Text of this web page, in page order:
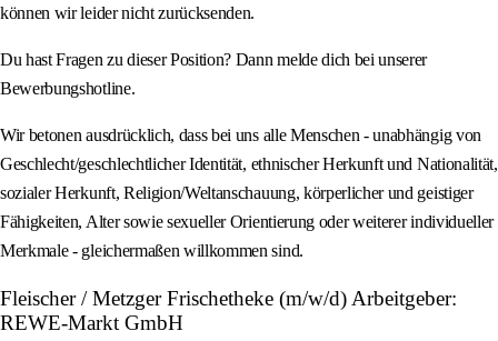
können wir leider nicht zurücksenden.
Du hast Fragen zu dieser Position? Dann melde dich bei unserer
Bewerbungshotline.
Wir betonen ausdrücklich, dass bei uns alle Menschen - unabhängig von
Geschlecht/geschlechtlicher Identität, ethnischer Herkunft und Nationalität,
sozialer Herkunft, Religion/Weltanschauung, körperlicher und geistiger
Fähigkeiten, Alter sowie sexueller Orientierung oder weiterer individueller
Merkmale - gleichermaßen willkommen sind.
Fleischer / Metzger Frischetheke (m/w/d) Arbeitgeber:
REWE-Markt GmbH